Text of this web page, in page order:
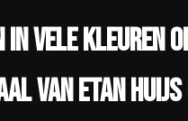
in vele kleuren
van Etan Huijs